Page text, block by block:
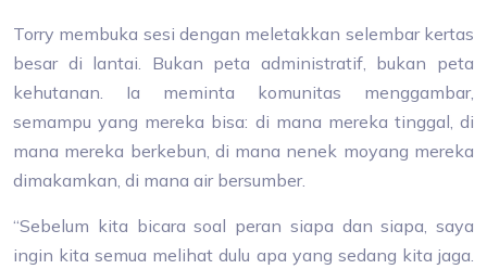
Torry membuka sesi dengan meletakkan selembar kertas
besar di lantai. Bukan peta administratif, bukan peta
kehutanan. Ia meminta komunitas menggambar,
semampu yang mereka bisa: di mana mereka tinggal, di
mana mereka berkebun, di mana nenek moyang mereka
dimakamkan, di mana air bersumber.
“Sebelum kita bicara soal peran siapa dan siapa, saya
ingin kita semua melihat dulu apa yang sedang kita jaga.